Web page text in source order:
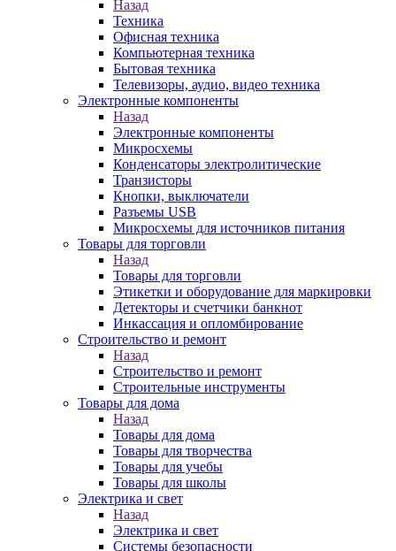
Назад
Техника
Офисная техника
Компьютерная техника
Бытовая техника
Телевизоры, аудио, видео техника
Электронные компоненты
Назад
Электронные компоненты
Микросхемы
Конденсаторы электролитические
Транзисторы
Кнопки, выключатели
Разъемы USB
Микросхемы для источников питания
Товары для торговли
Назад
Товары для торговли
Этикетки и оборудование для маркировки
Детекторы и счетчики банкнот
Инкассация и опломбирование
Строительство и ремонт
Назад
Строительство и ремонт
Строительные инструменты
Товары для дома
Назад
Товары для дома
Товары для творчества
Товары для учебы
Товары для школы
Электрика и свет
Назад
Электрика и свет
Системы безопасности